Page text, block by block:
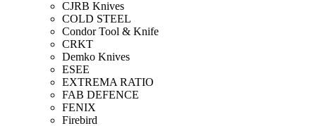
CJRB Knives
COLD STEEL
Condor Tool & Knife
CRKT
Demko Knives
ESEE
EXTREMA RATIO
FAB DEFENCE
FENIX
Firebird